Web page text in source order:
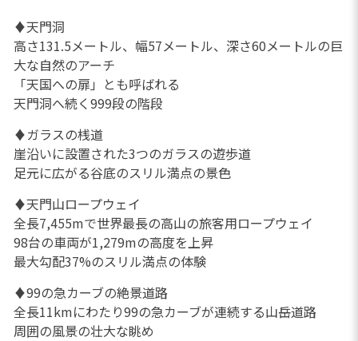
♦天門洞
高さ131.5メートル、幅57メートル、深さ60メートルの巨
大な自然のアーチ
「天国への扉」とも呼ばれる
天門洞へ続く999段の階段
♦ガラスの桟道
崖沿いに設置された3つのガラスの遊歩道
足元に広がる谷底のスリル満点の景色
♦天門山ロープウェイ
全長7,455mで世界最長の高山の旅客用ロープウェイ
98台の車両が1,279mの高度を上昇
最大勾配37%のスリル満点の体験
♦99の急カーブの絶景道路
全長11kmにわたり99の急カーブが連続する山岳道路
周囲の風景の壮大な眺め